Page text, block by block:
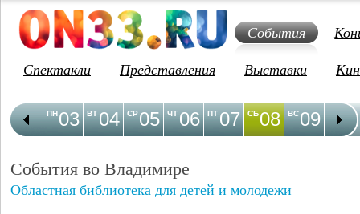
События
Спектакли
Представления Выставки
03
ПН 04
ВТ 05
СР 06
ЧТ 07
ПТ 08
СБ 09
ВС 10
ПН
События во Владимире
Областная библиотека для детей и молодежи